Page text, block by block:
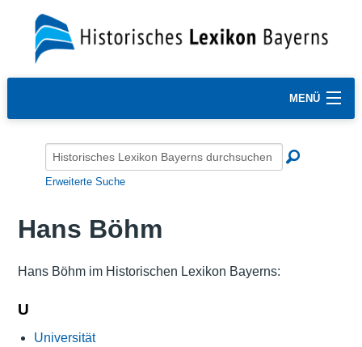
MENÜ
Erweiterte Suche
Hans Böhm
Hans Böhm im Historischen Lexikon Bayerns:
U
Universität